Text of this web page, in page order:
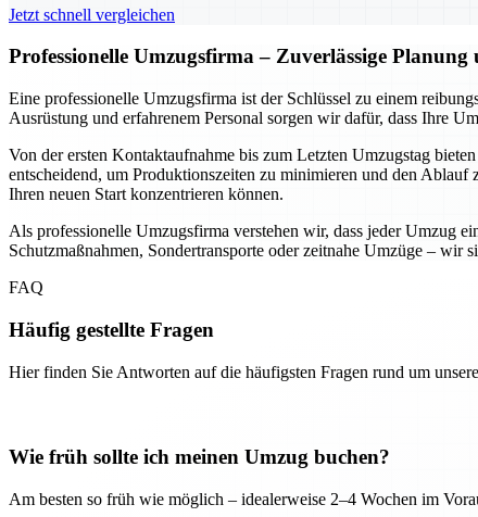
Jetzt schnell vergleichen
Professionelle Umzugsfirma – Zuverlässige
Eine professionelle Umzugsfirma ist der Schlüssel zu einem
Ausrüstung und erfahrenem Personal sorgen wir dafür, dass Ihre
Von der ersten Kontaktaufnahme bis zum Letzten Umzugstag
entscheidend, um Produktionszeiten zu minimieren und den
Ihren neuen Start konzentrieren können.
Als professionelle Umzugsfirma verstehen wir, dass jeder Umzug
Schutzmaßnahmen, Sondertransporte oder zeitnahe Umzüge –
FAQ
Häufig gestellte Fragen
Hier finden Sie Antworten auf die häufigsten Fragen rund um
Wie früh sollte ich meinen Umzug buchen?
Am besten so früh wie möglich – idealerweise 2–4 Wochen im